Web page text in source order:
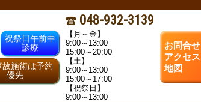
祝祭日午前中
診療
故施術は予約
優先
048-932-3139
【月～金】
9:00～13:00
15:00～20:00
【土】
9:00～13:00
15:00～17:00
【祝祭日】
9:00～13:00
お問合せ
アクセス
地図